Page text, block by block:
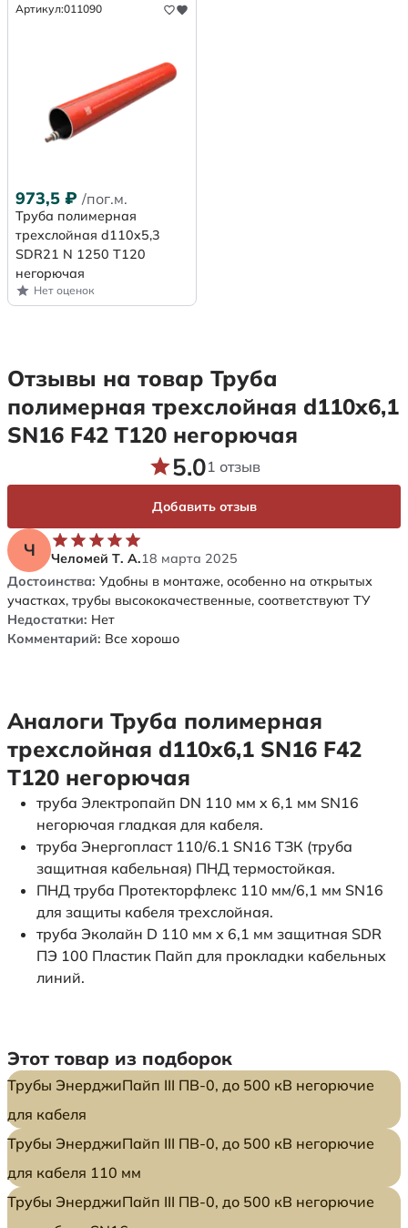
Артикул:011090
973,5 ₽ /пог.м.
Труба полимерная
трехслойная d110x5,3
SDR21 N 1250 Т120
негорючая
Нет оценок
Отзывы на товар Труба
полимерная трехслойная d110х6,1
SN16 F42 Т120 негорючая
Ч Челомей Т. А.18 марта 2025
Достоинства: Удобны в монтаже, особенно на открытых
участках, трубы высококачественные, соответствуют ТУ
Недостатки: Нет
Комментарий: Все хорошо
5.01 отзыв
Добавить отзыв
Аналоги Труба полимерная
трехслойная d110х6,1 SN16 F42
Т120 негорючая
труба Электропайп DN 110 мм x 6,1 мм SN16
негорючая гладкая для кабеля.
труба Энергопласт 110/6.1 SN16 ТЗК (труба
защитная кабельная) ПНД термостойкая.
ПНД труба Протекторфлекс 110 мм/6,1 мм SN16
для защиты кабеля трехслойная.
труба Эколайн D 110 мм x 6,1 мм защитная SDR
ПЭ 100 Пластик Пайп для прокладки кабельных
линий.
Этот товар из подборок
Трубы ЭнерджиПайп III ПВ-0, до 500 кВ негорючие
для кабеля
Трубы ЭнерджиПайп III ПВ-0, до 500 кВ негорючие
для кабеля 110 мм
Трубы ЭнерджиПайп III ПВ-0, до 500 кВ негорючие